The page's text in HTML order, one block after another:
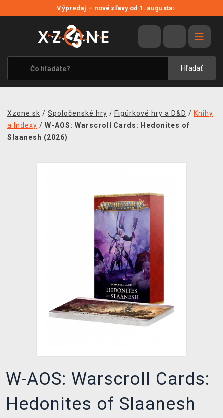
Výpredaj – nové zľavy od 1. augusta›
Hľadať
VÝPREDAJ
VIDEOHRY
XZONE ORIGINALS
TEMATIKY
MERCHANDISE
Xzone.sk / Spoločenské hry / Figúrkové hry a D&D / Knihy
a Indexy / W-AOS: Warscroll Cards: Hedonites of
Slaanesh (2026)
W-AOS: Warscroll Cards:
Hedonites of Slaanesh